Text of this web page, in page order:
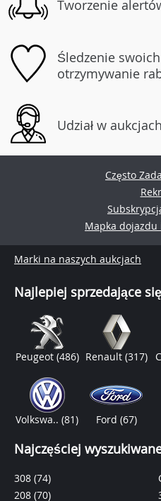
Tworzenie
Śledzenie
otrzymywanie
Udział w
Często
Mapka
Marki na naszych aukcjach
Najlepiej sprzedające
Peugeot (486) Renault (317)
Volkswa..(81) Ford (67)
Najczęściej
308 (74)
208 (70)